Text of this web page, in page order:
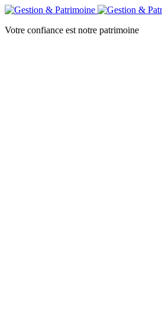
Votre confiance est notre patrimoine